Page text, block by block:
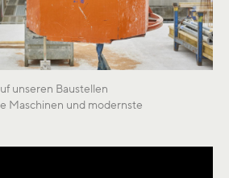
unseren Baustellen
Maschinen und modernste